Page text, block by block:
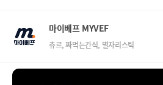
마이베프 MYVEF
츄르, 짜먹는간식, 별자리스틱